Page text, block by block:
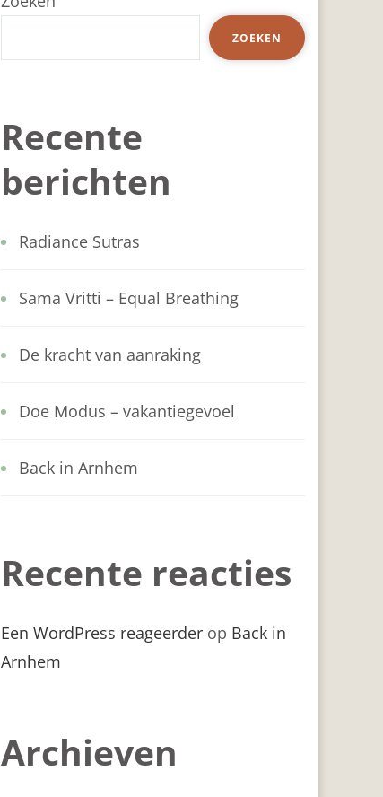
ZOEKEN
Recente
berichten
Radiance Sutras
Sama Vritti – Equal Breathing
De kracht van aanraking
Doe Modus – vakantiegevoel
Back in Arnhem
Recente reacties
Een WordPress reageerderop Back in
Arnhem
Archieven